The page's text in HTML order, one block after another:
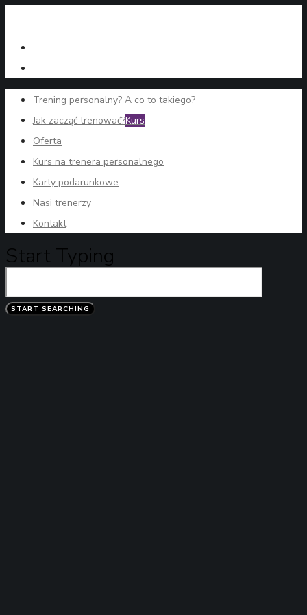
Trening personalny? A co to takiego?
Jak zacząć trenować?Kurs
Oferta
Kurs na trenera personalnego
Karty podarunkowe
Nasi trenerzy
Kontakt
Start Typing